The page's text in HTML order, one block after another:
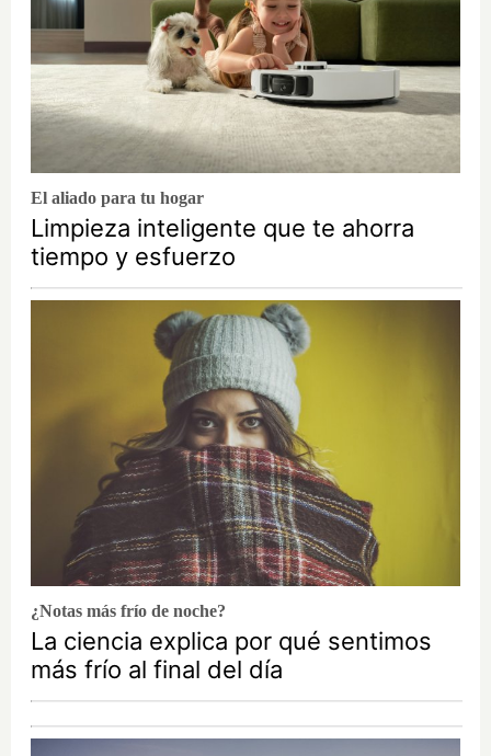
El aliado para tu hogar
Limpieza inteligente que te ahorra
tiempo y esfuerzo
¿Notas más frío de noche?
La ciencia explica por qué sentimos
más frío al final del día